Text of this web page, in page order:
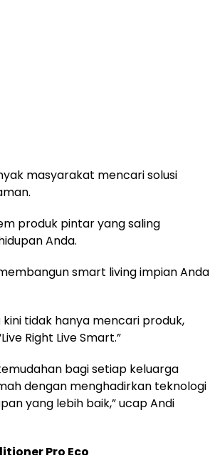
masyarakat mencari solusi
produk pintar yang saling
Anda.
smart living impian Anda
tidak hanya mencari produk,
Right Live Smart.”
bagi setiap keluarga
dengan menghadirkan teknologi
yang lebih baik,” ucap Andi